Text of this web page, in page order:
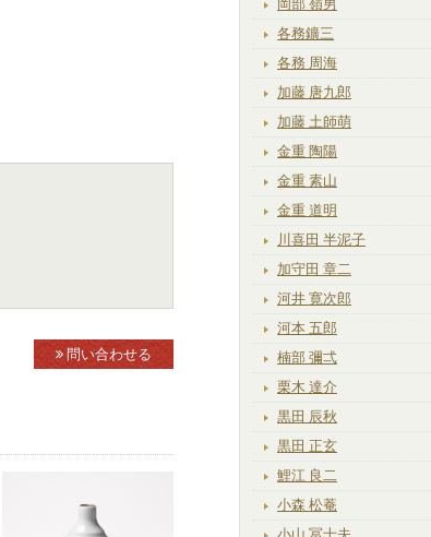
問い合わせる
岡部 嶺男
各務鑛三
各務 周海
加藤 唐九郎
加藤 土師萌
金重 陶陽
金重 素山
金重 道明
川喜田 半泥子
加守田 章二
河井 寛次郎
河本 五郎
楠部 彌弌
栗木 達介
黒田 辰秋
黒田 正玄
鯉江 良二
小森 松菴